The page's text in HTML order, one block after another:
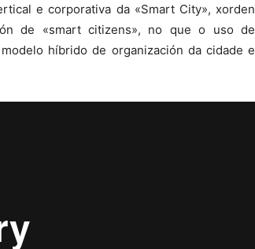
e corporativa da «Smart City», xorden
de «smart citizens», no que o uso de
híbrido de organización da cidade e